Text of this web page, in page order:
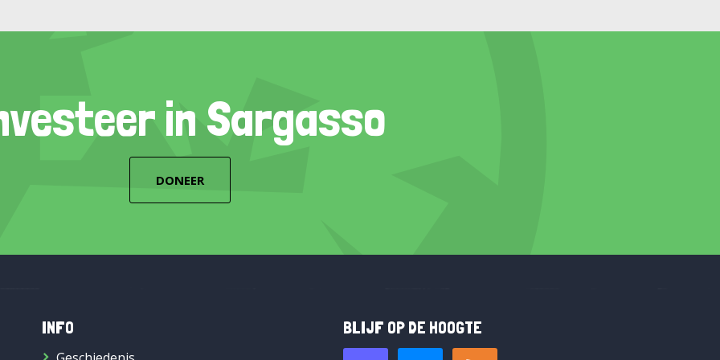
in Sargasso
DONEER
INFO BLIJF OP DE HOOGTE